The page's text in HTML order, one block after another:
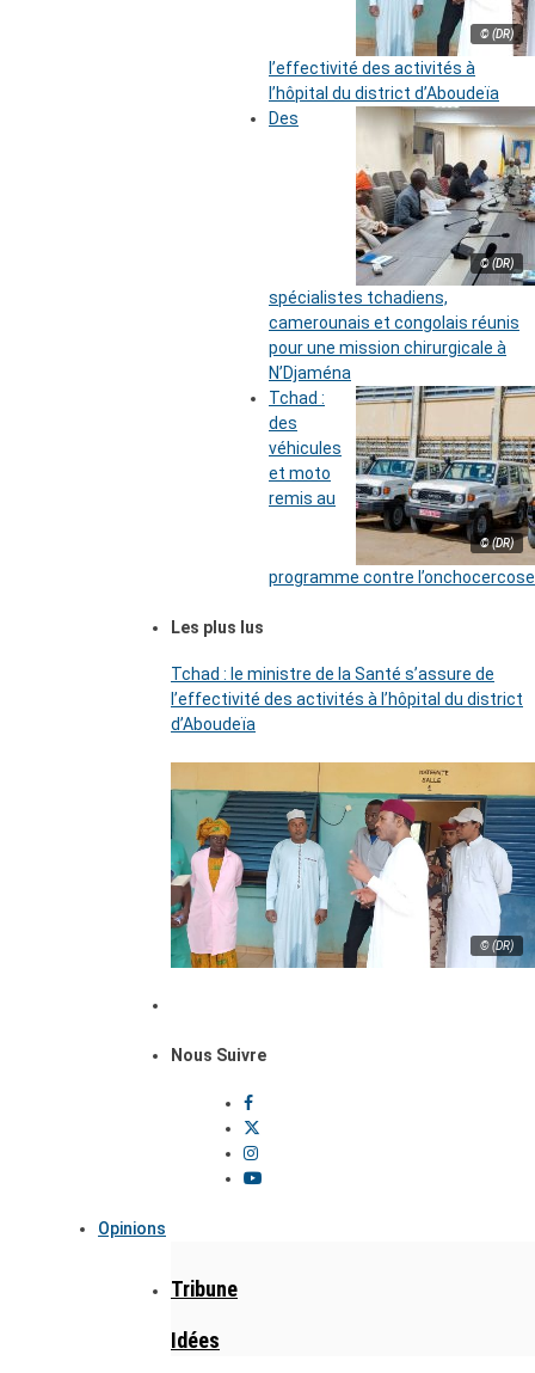
© (DR)
l’effectivité des activités à
l’hôpital du district d’Aboudeïa
© (DR)
Des
spécialistes tchadiens,
camerounais et congolais réunis
pour une mission chirurgicale à
N’Djaména
© (DR)
Tchad :
des
véhicules
et moto
remis au
programme contre l’onchocercose
Les plus lus
Tchad : le ministre de la Santé s’assure de
l’effectivité des activités à l’hôpital du district
d’Aboudeïa
© (DR)
Nous Suivre
Opinions
Tribune
Idées